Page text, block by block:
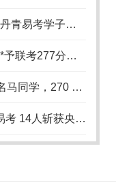
美术艺考集训焦虑怎么办？西安丹青易考学子从崩溃到上岸的备考启示
高二学美术晚不晚？丹青易考康*予联考277分逆袭国美
清华学子专访｜清美全国第 60 名马同学，270 分联考上岸清华美院，艺考从不是捷径
2026 西安美术艺考捷报！丹青易考 14人斩获央清国录取，18 年累计 94 张国美央美清华合格证